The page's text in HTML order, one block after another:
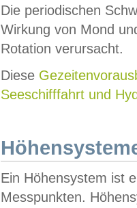
Die periodischen
Wirkung von Mond
Rotation verursacht.
Diese
Seeschifffahrt und
Ein Höhensystem ist
Messpunkten.